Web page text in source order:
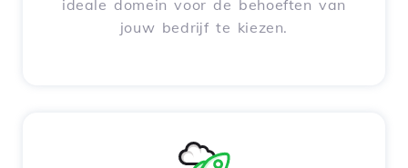
ideale domein voor de behoeften van
jouw bedrijf te kiezen.